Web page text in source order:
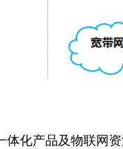
体化产品及物联网